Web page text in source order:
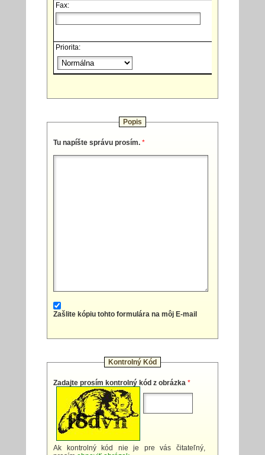
Fax:
Priorita:
Popis
Tu napíšte správu prosím. *
Zašlite kópiu tohto formulára na môj E-mail
Kontrolný Kód
Zadajte prosím kontrolný kód z obrázka *
Ak kontrolný kód nie je pre vás čitateľný,